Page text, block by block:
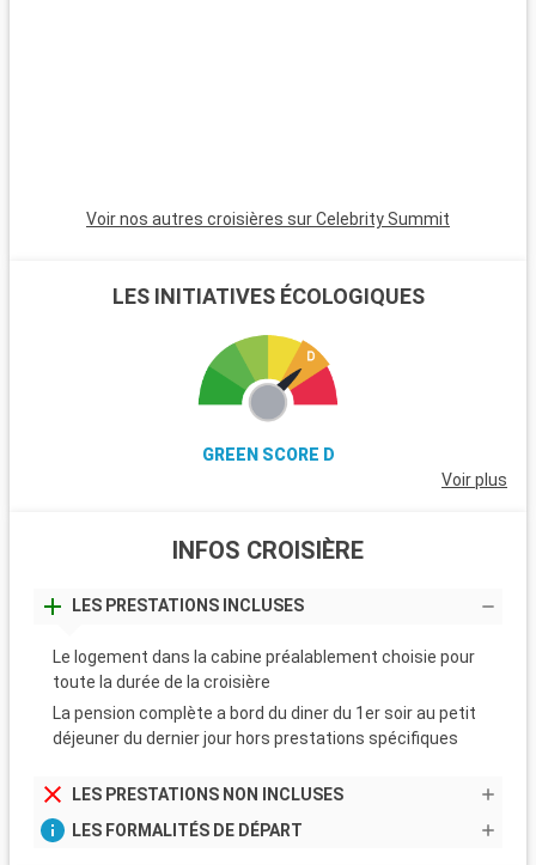
Voir nos autres croisières sur Celebrity Summit
LES INITIATIVES ÉCOLOGIQUES
GREEN SCORE D
Voir plus
INFOS CROISIÈRE
LES PRESTATIONS INCLUSES
Le logement dans la cabine préalablement choisie pour
toute la durée de la croisière
La pension complète a bord du diner du 1er soir au petit
déjeuner du dernier jour hors prestations spécifiques
LES PRESTATIONS NON INCLUSES
LES FORMALITÉS DE DÉPART